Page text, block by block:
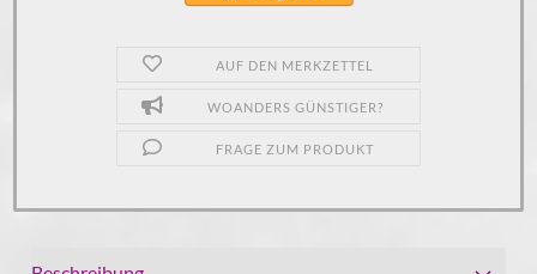
AUF DEN MERKZETTEL
WOANDERS GÜNSTIGER?
FRAGE ZUM PRODUKT